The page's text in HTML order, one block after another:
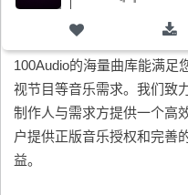
100Audio的海量曲库能满足
视节目等音乐需求。我们致
制作人与需求方提供一个高
户提供正版音乐授权和完善
益。